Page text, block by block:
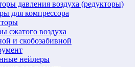
давления воздуха (редукторы)
для компрессора
сжатого воздуха
и скобозабивной
нейлеры